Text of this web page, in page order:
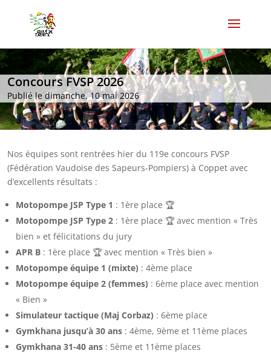
Concours FVSP 2026
Publié le dimanche, 10 mai 2026
Nos équipes sont rentrées hier du 119e concours FVSP
(Fédération Vaudoise des Sapeurs-Pompiers) à Coppet avec
d’excellents résultats :
Motopompe JSP Type 1 : 1ère place 🏆
Motopompe JSP Type 2 : 1ère place 🏆 avec mention « Très
bien » et félicitations du jury
APR B : 1ère place 🏆 avec mention « Très bien »
Motopompe équipe 1 (mixte) : 4ème place
Motopompe équipe 2 (femmes) : 6ème place avec mention
« Bien »
Simulateur tactique (Maj Corbaz) : 6ème place
Gymkhana jusqu’à 30 ans : 4ème, 9ème et 11ème places
Gymkhana 31-40 ans : 5ème et 11ème places